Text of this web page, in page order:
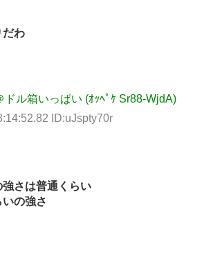
だわ
ドル箱いっぱい (ｵｯﾍﾟｹ Sr88-WjdA)
ID:uJspty70r
さは普通くらい
の強さ